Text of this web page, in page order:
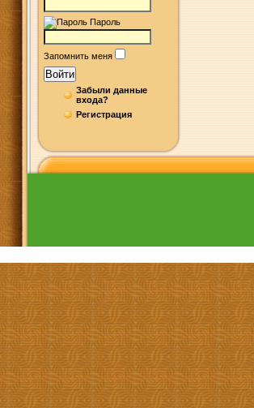
Пароль
Запомнить меня
Войти
Забыли данные
входа?
Регистрация